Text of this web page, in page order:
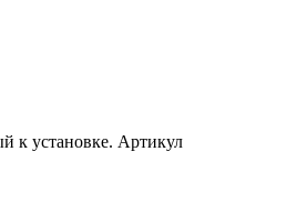
к установке. Артикул